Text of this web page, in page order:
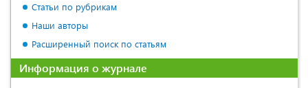
Статьи по рубрикам
Наши авторы
Расширенный поиск по статьям
Информация о журнале